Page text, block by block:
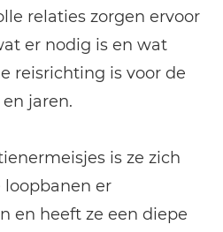
relaties zorgen ervoor
er nodig is en wat
reisrichting is voor de
jaren.
is ze zich
loopbanen er
en heeft ze een diepe